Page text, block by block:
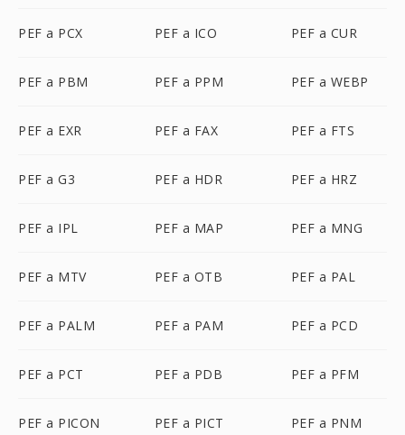
PEF a PCX PEF a ICO PEF a CUR
PEF a PBM PEF a PPM PEF a WEBP
PEF a EXR PEF a FAX PEF a FTS
PEF a G3 PEF a HDR PEF a HRZ
PEF a IPL PEF a MAP PEF a MNG
PEF a MTV PEF a OTB PEF a PAL
PEF a PALM PEF a PAM PEF a PCD
PEF a PCT PEF a PDB PEF a PFM
PEF a PICON PEF a PICT PEF a PNM